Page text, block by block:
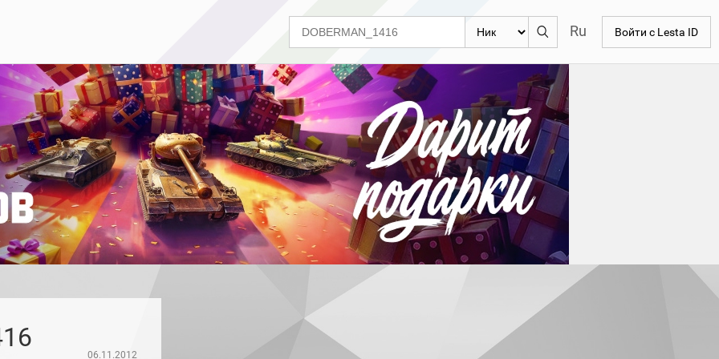
Ru Войти с Lesta ID
06.11.2012